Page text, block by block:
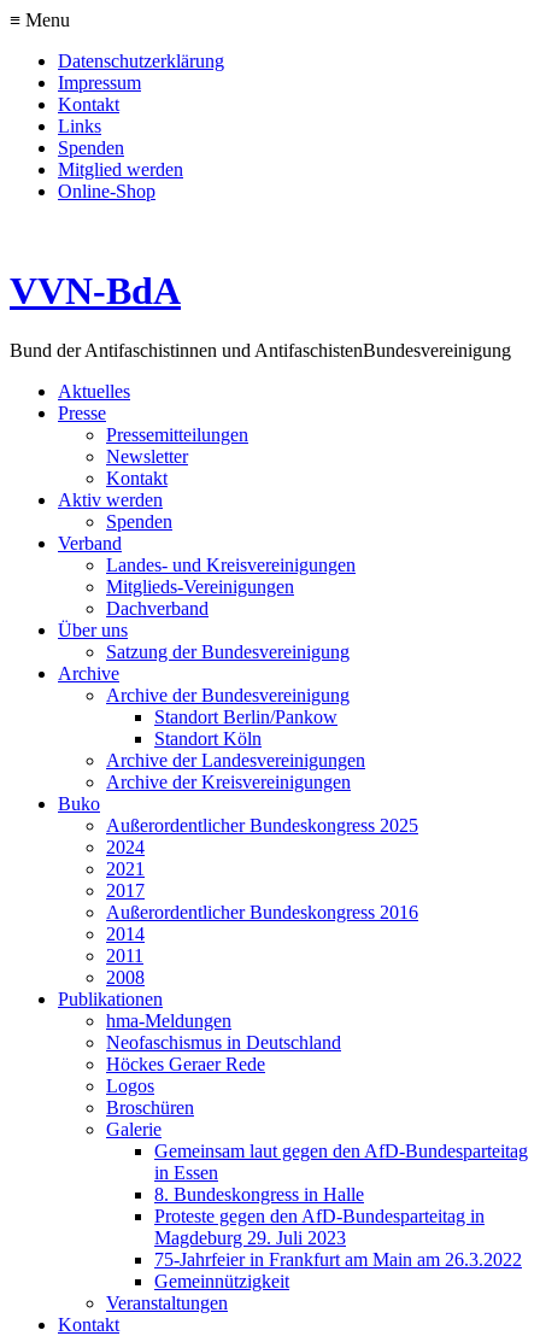
≡ Menu
Datenschutzerklärung
Impressum
Kontakt
Links
Spenden
Mitglied werden
Online-Shop
VVN-BdA
Bund der Antifaschistinnen und AntifaschistenBundesvereinigung
Aktuelles
Presse
Pressemitteilungen
Newsletter
Kontakt
Aktiv werden
Spenden
Verband
Landes- und Kreisvereinigungen
Mitglieds-Vereinigungen
Dachverband
Über uns
Satzung der Bundesvereinigung
Archive
Archive der Bundesvereinigung
Standort Berlin/Pankow
Standort Köln
Archive der Landesvereinigungen
Archive der Kreisvereinigungen
Buko
Außerordentlicher Bundeskongress 2025
2024
2021
2017
Außerordentlicher Bundeskongress 2016
2014
2011
2008
Publikationen
hma-Meldungen
Neofaschismus in Deutschland
Höckes Geraer Rede
Logos
Broschüren
Galerie
Gemeinsam laut gegen den AfD-Bundesparteitag
in Essen
8. Bundeskongress in Halle
Proteste gegen den AfD-Bundesparteitag in
Magdeburg 29. Juli 2023
75-Jahrfeier in Frankfurt am Main am 26.3.2022
Gemeinnützigkeit
Veranstaltungen
Kontakt